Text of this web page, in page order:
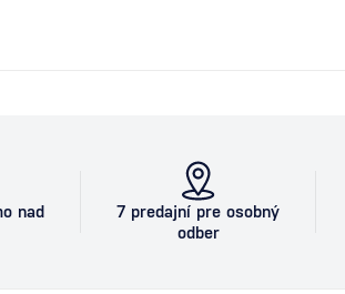
nad
7 predajní pre osobný
odber